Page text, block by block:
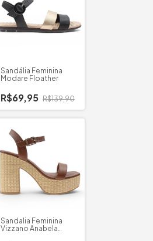
Sandália Feminina
Modare Floather
R$69,95 R$139,90
Sandalia Feminina
Vizzano Anabela